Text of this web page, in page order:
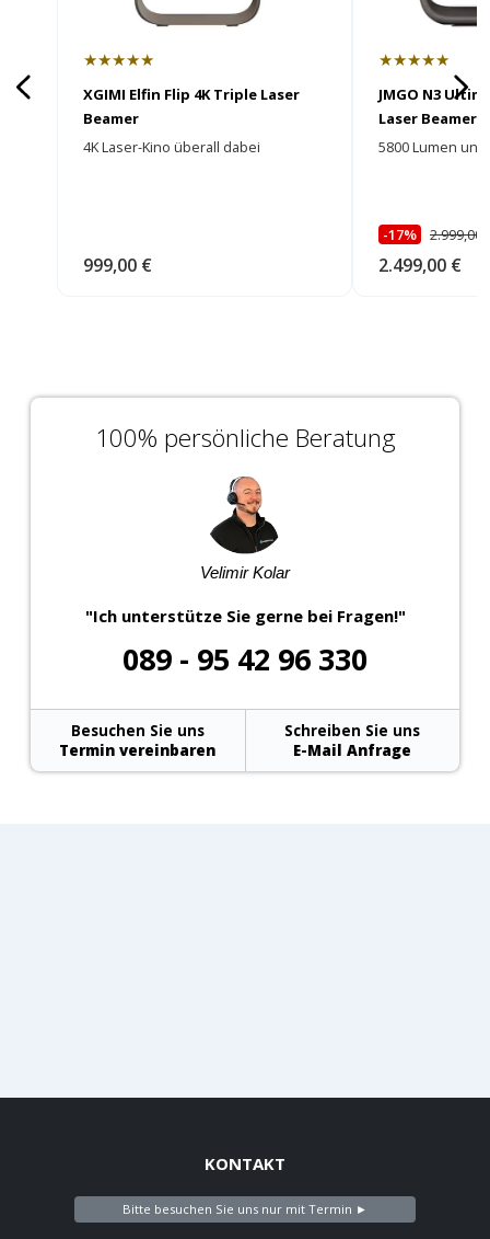
★★★★★
XGIMI Elfin Flip 4K Triple Laser
Beamer
4K Laser-Kino überall dabei
999,00 €
★★★★★
JMGO N3
Laser Beamer
5800 Lumen
-17% 2.999,00
2.499,00 €
100% persönliche Beratung
Velimir Kolar
"Ich unterstütze Sie gerne bei Fragen!"
089 - 95 42 96 330
Besuchen Sie uns
Termin vereinbaren
Schreiben Sie uns
E-Mail Anfrage
KONTAKT
Bitte besuchen Sie uns nur mit Termin ►